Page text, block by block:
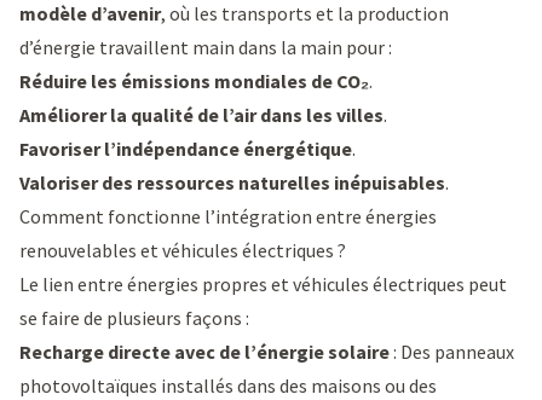
modèle d’avenir, où les transports et la production
d’énergie travaillent main dans la main pour :
Réduire les émissions mondiales de CO₂.
Améliorer la qualité de l’air dans les villes.
Favoriser l’indépendance énergétique.
Valoriser des ressources naturelles inépuisables.
Comment fonctionne l’intégration entre énergies
renouvelables et véhicules électriques ?
Le lien entre énergies propres et véhicules électriques peut
se faire de plusieurs façons :
Recharge directe avec de l’énergie solaire: Des panneaux
photovoltaïques installés dans des maisons ou des